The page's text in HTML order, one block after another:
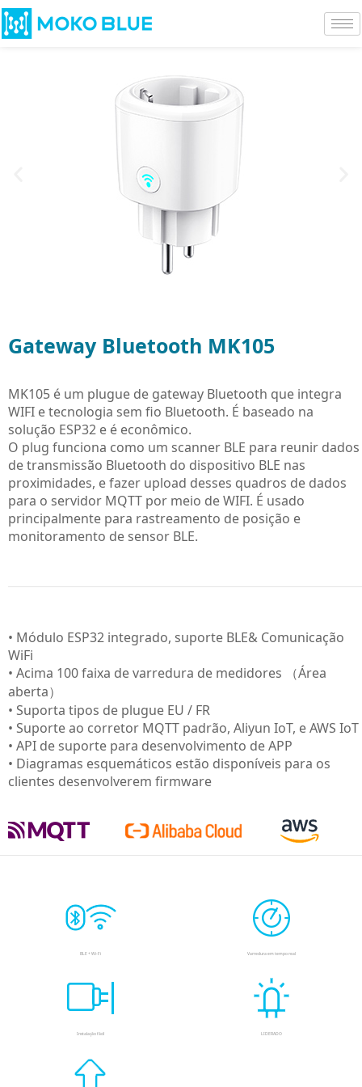
Gateway Bluetooth MK105
MK105 é um plugue de gateway Bluetooth que integra
WIFI e tecnologia sem fio Bluetooth. É baseado na
solução ESP32 e é econômico.
O plug funciona como um scanner BLE para reunir dados
de transmissão Bluetooth do dispositivo BLE nas
proximidades, e fazer upload desses quadros de dados
para o servidor MQTT por meio de WIFI. É usado
principalmente para rastreamento de posição e
monitoramento de sensor BLE.
• Módulo ESP32 integrado, suporte BLE& Comunicação
WiFi
• Acima 100 faixa de varredura de medidores （Área
aberta）
• Suporta tipos de plugue EU / FR
• Suporte ao corretor MQTT padrão, Aliyun IoT, e AWS IoT
• API de suporte para desenvolvimento de APP
• Diagramas esquemáticos estão disponíveis para os
clientes desenvolverem firmware
BLE + Wi-Fi Varredura em tempo real
Instalação fácil LIDERADO